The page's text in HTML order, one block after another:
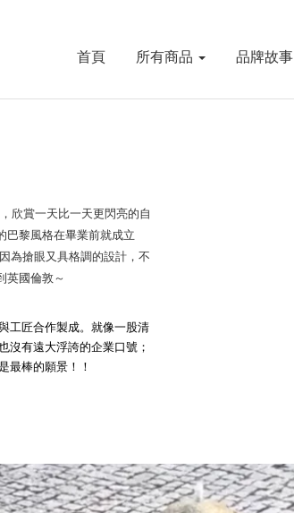
首頁 所有商品 品牌故事
欣賞一天比一天更閃亮的自
巴黎風格在畢業前就成立
為搶眼又具格調的設計，不
英國倫敦～
工匠合作製成。就像一股清
沒有遠大浮誇的企業口號；
最棒的願景！！